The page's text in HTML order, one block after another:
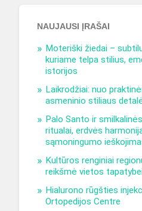
NAUJAUSI ĮRAŠAI
Moteriški žiedai –
kuriame telpa stilius,
istorijos
Laikrodžiai: nuo
asmeninio stiliaus
Palo Santo ir
ritualai, erdvės
sąmoningumo
Kultūros renginiai
reikšmė vietos tapatybei
Hialurono rūgšties
Ortopedijos Centre